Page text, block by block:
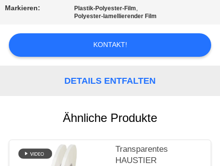
MIT
IN
VERBINDUNG
FORDERN
SITEMAP
Markieren: Plastik-Polyester-Film,
Polyester-lamellierender Film
KONTAKT!
DETAILS ENTFALTEN
Ähnliche Produkte
Transparentes
HAUSTIER